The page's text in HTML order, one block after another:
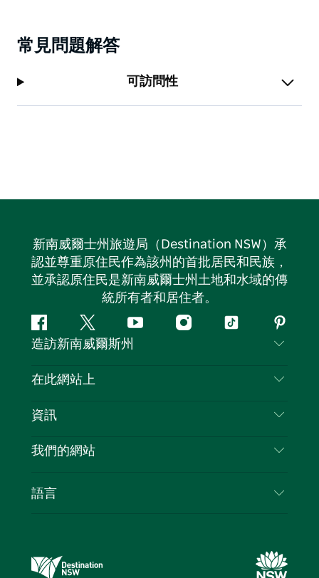
常見問題解答
可訪問性
新南威爾士州旅遊局（Destination NSW）承
認並尊重原住民作為該州的首批居民和民族，
並承認原住民是新南威爾士州土地和水域的傳
統所有者和居住者。
Facebook嘰
嘰
喳
Youtube Instagram
抖
造訪新南威爾斯州
聯絡我們
隱私
Cookie 通知
在此網站上
目的地
新南威爾斯州公路旅行
活動
資訊
旅行資訊
新南威爾斯的商業
我們的網站
語言